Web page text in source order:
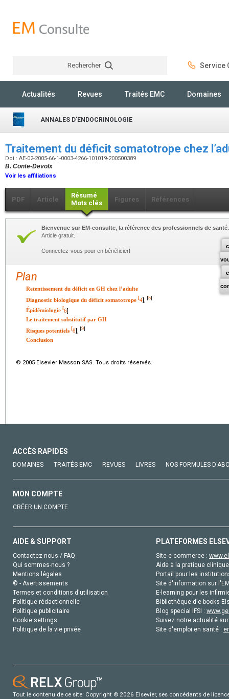
Rechercher Service
Actualités Revues Traités EMC Domaines
ANNALES D'ENDOCRINOLOGIE
Traitement du déficit somatotrope chez
Doi : AE-02-2005-66-1-0003-4266-101019-200500389
B. Conte-Devolx
Voir les affiliations
PDF Article
Résumé
Mots clés
Figures Références
Bienvenue sur EM-consulte, la référence des professionnels de santé.
Article gratuit.
Connectez-vous pour en bénéficier!
Plan
Retentissement du déficit en GH chez l’adulte
Diagnostic biologique du déficit somatotrope [4], [5]
Épidémiologie 6]
Le traitement substitutif par GH
Risques potentiels [8], [9]
Conclusion
© 2005 Elsevier Masson SAS. Tous droits réservés.
ACCÈS RAPIDES
DOMAINES TRAITÉS EMC REVUES LIVRES NOS FORMULES
MON COMPTE
CRÉER UN COMPTE
AIDE & SUPPORT
Contactez-nous / FAQ
Qui sommes-nous ?
Mentions légales
© - Avertissements
Termes et conditions d'utilisation
Politique rédactionnelle
Politique publicitaire
Cookie settings
Politique de la vie privée
PLATEFORMES
Site e-commerce :
Aide à la pratique
Portail pour les
Site d'information sur
E-learning pour les
Bibliothèque d'e-books
Blog special IFSI :
Suivez notre actualité
Site d'emploi en santé :
Tout le contenu de ce site: Copyright © 2026 Elsevier, ses concédants de